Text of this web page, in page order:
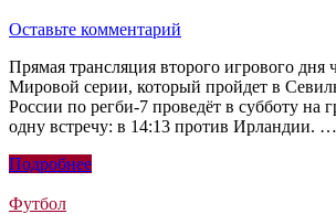
Оставьте комментарий
Прямая трансляция второго игрового дня
Мировой серии, который пройдет в
России по регби-7 проведёт в субботу на
одну встречу: в 14:13 против Ирландии. …
Подробнее
Футбол